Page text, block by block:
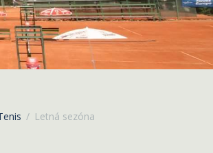
Letná sezóna